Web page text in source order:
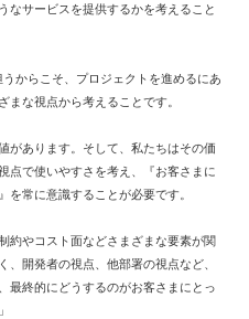
なサービスを提供するかを考えること
からこそ、プロジェクトを進めるにあ
まな視点から考えることです。
があります。そして、私たちはその価
点で使いやすさを考え、『お客さまに
を常に意識することが必要です。
約やコスト面などさまざまな要素が関
、開発者の視点、他部署の視点など、
最終的にどうするのがお客さまにとっ